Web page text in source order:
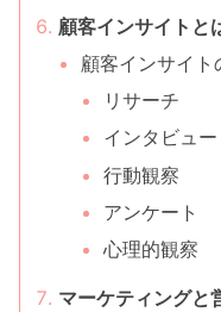
顧客インサイトと
顧客インサイト
リサーチ
インタビュー
行動観察
アンケート
心理的観察
マーケティングと